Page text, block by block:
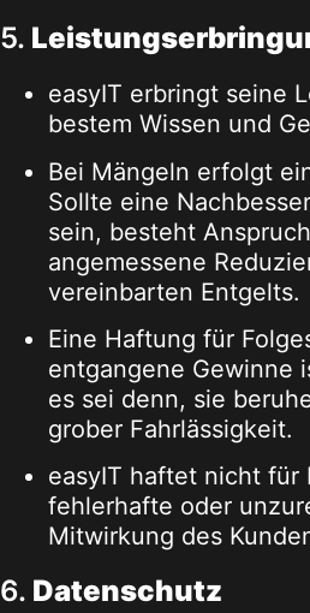
5.
easyIT erbringt seine
bestem Wissen und
Bei Mängeln erfolgt
Sollte eine
sein, besteht
angemessene
vereinbarten Entgelts.
Eine Haftung für
entgangene Gewinne
es sei denn, sie
grober Fahrlässigkeit.
easyIT haftet nicht für
fehlerhafte oder
Mitwirkung des
6. Datenschutz